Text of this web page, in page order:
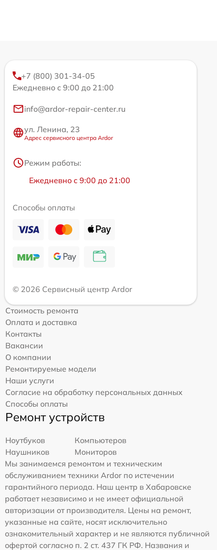
+7 (800) 301-34-05
Ежедневно с 9:00 до 21:00
info@ardor-repair-center.ru
ул. Ленина, 23
Адрес сервисного центра Ardor
Режим работы:
Ежедневно с 9:00 до 21:00
Способы оплаты
© 2026 Сервисный центр Ardor
Стоимость ремонта
Оплата и доставка
Контакты
Вакансии
О компании
Ремонтируемые модели
Наши услуги
Согласие на обработку персональных данных
Способы оплаты
Ремонт устройств
Ноутбуков
Компьютеров
Наушников
Мониторов
Мы занимаемся ремонтом и техническим
обслуживанием техники Ardor по истечении
гарантийного периода. Наш центр в Хабаровске
работает независимо и не имеет официальной
авторизации от производителя. Цены на ремонт,
указанные на сайте, носят исключительно
ознакомительный характер и не являются публичной
офертой согласно п. 2 ст. 437 ГК РФ. Названия и